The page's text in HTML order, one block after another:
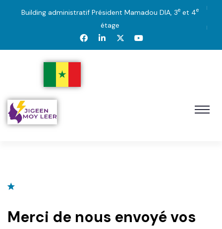
Building administratif Président Mamadou DIA, 3eet 4e
étage
Merci de nous envoyé vos